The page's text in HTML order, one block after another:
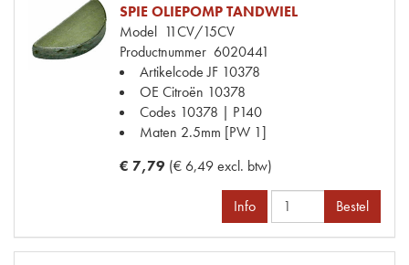
SPIE OLIEPOMP TANDWIEL
Model 11CV/15CV
Productnummer 6020441
Artikelcode JF 10378
OE Citroën 10378
Codes 10378 | P140
Maten 2.5mm [PW 1]
€ 7,79 (€ 6,49 excl. btw)
Info Bestel